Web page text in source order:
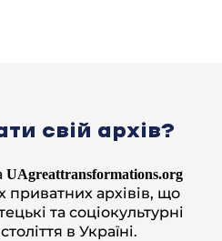
свій архів?
UAgreattransformations.org
приватних архівів, що
та соціокультурні
в Україні.